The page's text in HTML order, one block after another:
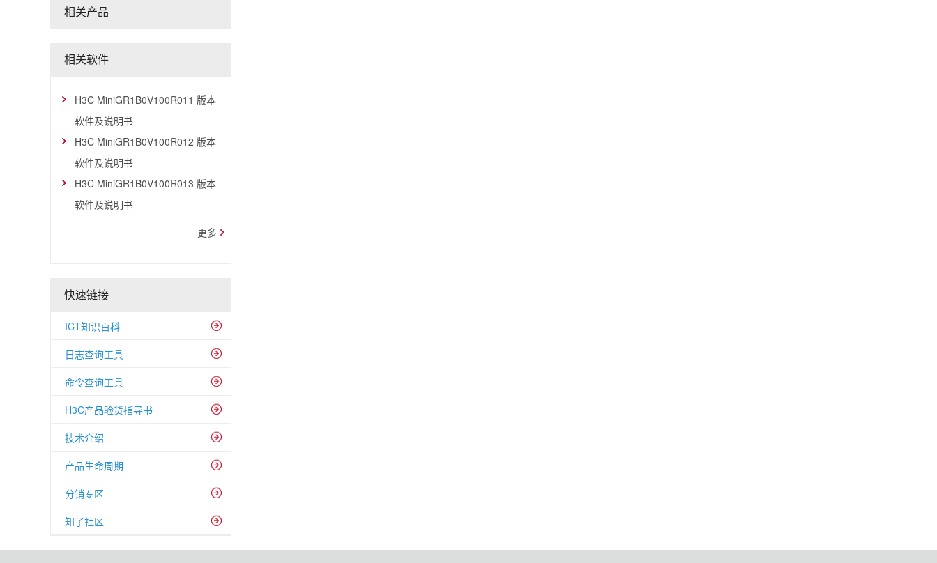
相关产品
相关软件
H3C MiniGR1B0V100R011 版本
软件及说明书
H3C MiniGR1B0V100R012 版本
软件及说明书
H3C MiniGR1B0V100R013 版本
软件及说明书
更多
快速链接
ICT知识百科
日志查询工具
命令查询工具
H3C产品验货指导书
技术介绍
产品生命周期
分销专区
知了社区